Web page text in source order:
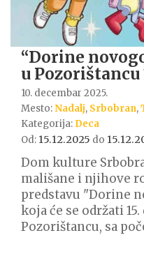
“Dorine
u Pozorištancu
10. decembar 2025.
Mesto:Nadalj, Srbobran,
Kategorija: Deca
Od: 15.12.2025 do
Dom kulture
mališane i njihove
predstavu "Dorine
koja će se održati
Pozorištancu, sa